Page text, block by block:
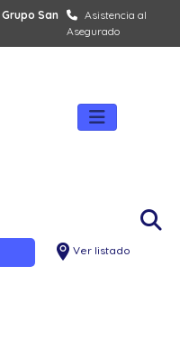
Grupo San
Asistencia al
Asegurado
Ver listado